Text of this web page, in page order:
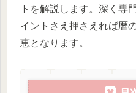
トを解説します。深く専
イントさえ押さえれば暦
恵となります。